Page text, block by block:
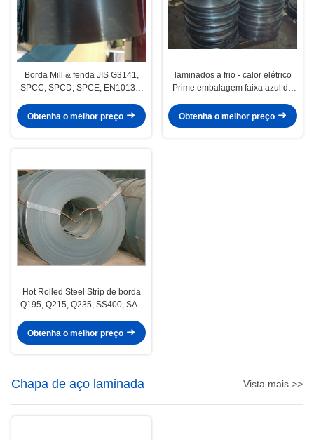
Borda Mill & fenda JIS G3141,
SPCC, SPCD, SPCE, EN10130,
Obtenha o melhor preço
laminados a frio - calor elétrico
Prime embalagem faixa azul de
Obtenha o melhor preço
Hot Rolled Steel Strip de borda
Q195, Q215, Q235, SS400, SAE
encaixe
Obtenha o melhor preço
Chapa de aço laminada Vista mais >>